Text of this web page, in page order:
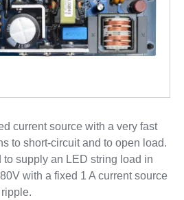
current source with a very fast
to short-circuit and to open load.
supply an LED string load in
with a fixed 1 A current source